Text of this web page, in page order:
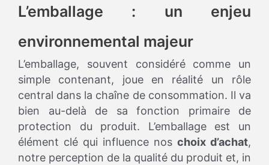
L’emballage : un enjeu
environnemental majeur
L’emballage, souvent considéré comme un
simple contenant, joue en réalité un rôle
central dans la chaîne de consommation. Il va
bien au-delà de sa fonction primaire de
protection du produit. L’emballage est un
élément clé qui influence nos choix d’achat,
notre perception de la qualité du produit et, in